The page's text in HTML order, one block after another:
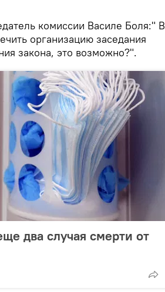
комиссии Василе Боля:" В
организацию заседания
закона, это возможно?".
два случая смерти от